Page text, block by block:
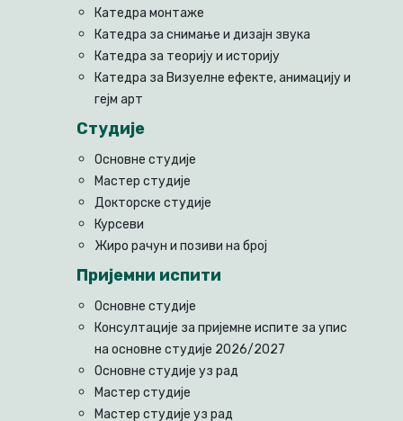
Катедра монтаже
Катедра за снимање и дизајн звука
Катедра за теорију и историју
Катедра за Визуелне ефекте, анимацију и
гејм арт
Студије
Основне студије
Мастер студије
Докторске студије
Курсеви
Жиро рачун и позиви на број
Пријемни испити
Основне студије
Консултације за пријемне испите за упис
на основне студије 2026/2027
Основне студије уз рад
Мастер студије
Мастер студије уз рад